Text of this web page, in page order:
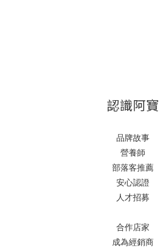
認識阿寶
品牌故事
營養師
部落客推薦
安心認證
人才招募
合作店家
成為經銷商